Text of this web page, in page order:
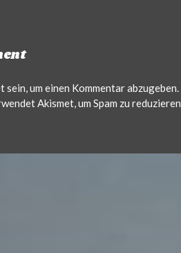
sein, um einen Kommentar abzugeben.
Akismet, um Spam zu reduzieren.